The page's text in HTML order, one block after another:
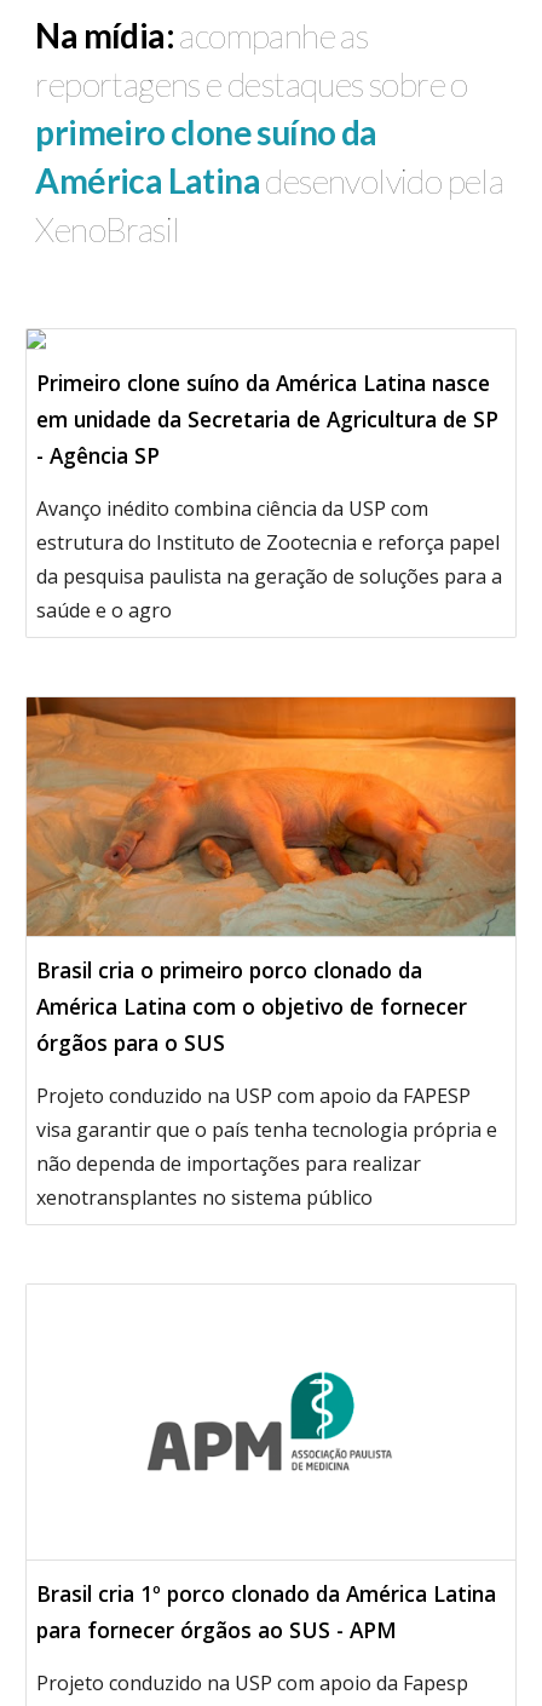
Na mídia:acompanhe as
reportagens e destaquessobre o
primeiro clone suíno da
América Latinadesenvolvido pela
XenoBrasil
Primeiro clone suíno da América Latina nasce
em unidade da Secretaria de Agricultura de SP
- Agência SP
Avanço inédito combina ciência da USP com
estrutura do Instituto de Zootecnia e reforça papel
da pesquisa paulista na geração de soluções para a
saúde e o agro
Brasil cria o primeiro porco clonado da
América Latina com o objetivo de fornecer
órgãos para o SUS
Projeto conduzido na USP com apoio da FAPESP
visa garantir que o país tenha tecnologia própria e
não dependa de importações para realizar
xenotransplantes no sistema público
Brasil cria 1º porco clonado da América Latina
para fornecer órgãos ao SUS - APM
Projeto conduzido na USP com apoio da Fapesp